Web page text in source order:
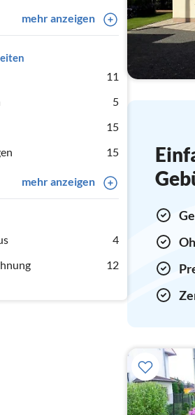
mehr anzeigen
11
5
15
15
mehr anzeigen
4
12